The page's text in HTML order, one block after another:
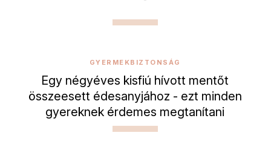
GYERMEKBIZTONSÁG
Egy négyéves kisfiú hívott mentőt
összeesett édesanyjához - ezt minden
gyereknek érdemes megtanítani